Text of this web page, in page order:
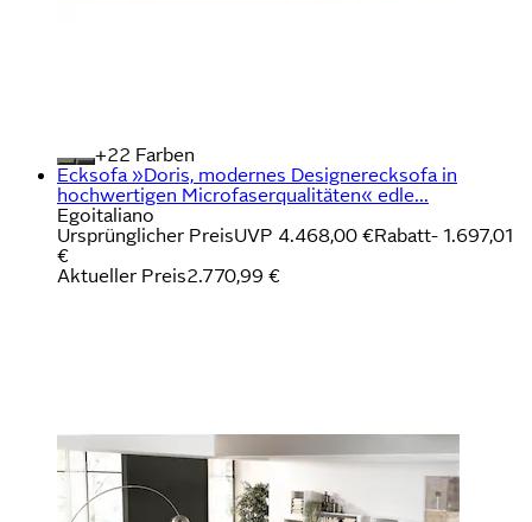
+
Farben
Ecksofa »Doris, modernes Designerecksofa in
hochwertigen Microfaserqualitäten« edle...
Egoitaliano
Ursprünglicher PreisUVP 4.468,00 €Rabatt- 1.697,01
€
Aktueller Preis2.770,99 €